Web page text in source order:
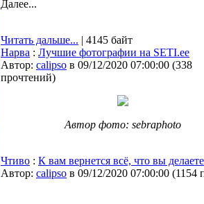
Далее...
Читать дальше... | 4145 байт
Нарва : Лучшие фотографии на SETI.ee
Автор: calipso в 09/12/2020 07:00:00 (338
прочтений)
Автор фото: sebraphoto
Чтиво : К вам вернется всё, что вы делаете
Автор: calipso в 09/12/2020 07:00:00 (1154